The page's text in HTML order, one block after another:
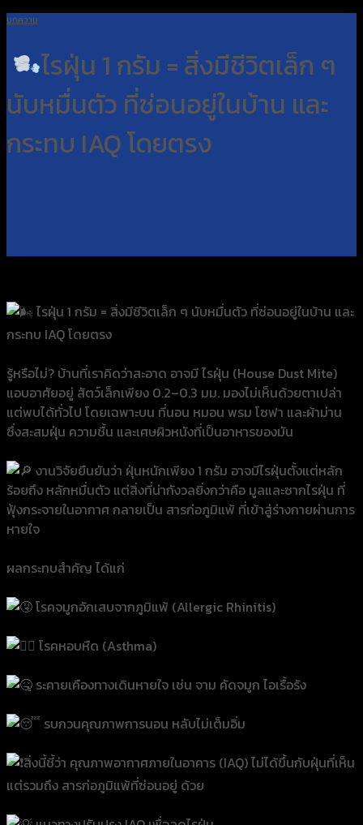
บทความ
ไรฝุ่น 1 กรัม = สิ่งมีชีวิตเล็ก ๆ
นับหมื่นตัว ที่ซ่อนอยู่ในบ้าน และ
กระทบ IAQ โดยตรง
ไรฝุ่น 1 กรัม = สิ่งมีชีวิตเล็ก ๆ นับหมื่นตัว ที่ซ่อนอยู่ในบ้าน และ
กระทบ IAQ โดยตรง
รู้หรือไม่? บ้านที่เราคิดว่าสะอาด อาจมี ไรฝุ่น (House Dust Mite)
แอบอาศัยอยู่ สัตว์เล็กเพียง 0.2–0.3 มม. มองไม่เห็นด้วยตาเปล่า
แต่พบได้ทั่วไป โดยเฉพาะบน ที่นอน หมอน พรม โซฟา และผ้าม่าน
ซึ่งสะสมฝุ่น ความชื้น และเศษผิวหนังที่เป็นอาหารของมัน
งานวิจัยยืนยันว่า ฝุ่นหนักเพียง 1 กรัม อาจมีไรฝุ่นตั้งแต่หลัก
ร้อยถึง หลักหมื่นตัว แต่สิ่งที่น่ากังวลยิ่งกว่าคือ มูลและซากไรฝุ่น ที่
ฟุ้งกระจายในอากาศ กลายเป็น สารก่อภูมิแพ้ ที่เข้าสู่ร่างกายผ่านการ
หายใจ
ผลกระทบสำคัญ ได้แก่
โรคจมูกอักเสบจากภูมิแพ้ (Allergic Rhinitis)
โรคหอบหืด (Asthma)
ระคายเคืองทางเดินหายใจ เช่น จาม คัดจมูก ไอเรื้อรัง
รบกวนคุณภาพการนอน หลับไม่เต็มอิ่ม
สิ่งนี้ชี้ว่า คุณภาพอากาศภายในอาคาร (IAQ) ไม่ได้ขึ้นกับฝุ่นที่เห็น
แต่รวมถึง สารก่อภูมิแพ้ที่ซ่อนอยู่ ด้วย